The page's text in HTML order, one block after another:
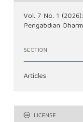
Vol. 7 No. 1
Pengabdian
SECTION
Articles
LICENSE